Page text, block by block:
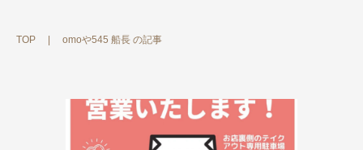
TOP omoや545 船長 の記事